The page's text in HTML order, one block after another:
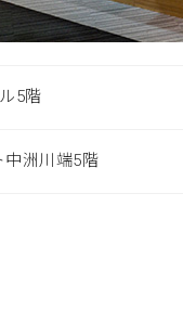
5階
洲川端5階